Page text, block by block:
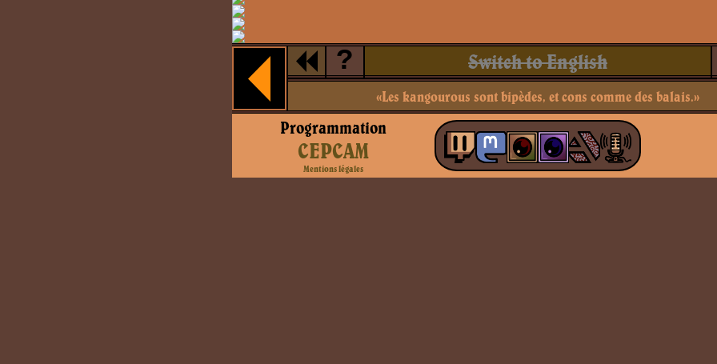
? Switch to English
«Les kangourous sont bipèdes, et cons comme des balais.»
Programmation
CEPCAM
Mentions légales